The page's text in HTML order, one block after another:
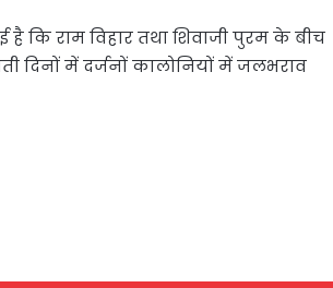
है कि राम विहार तथा शिवाजी पुरम के बीच
में दर्जनों कालोनियों में जलभराव